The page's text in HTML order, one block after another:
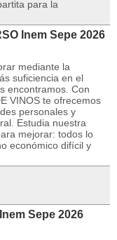
para la
Inem Sepe 2026
mediante la
suficiencia en el
encontramos. Con
VINOS te ofrecemos
personales y
Estudia nuestra
mejorar: todos lo
económico difícil y
Sepe 2026